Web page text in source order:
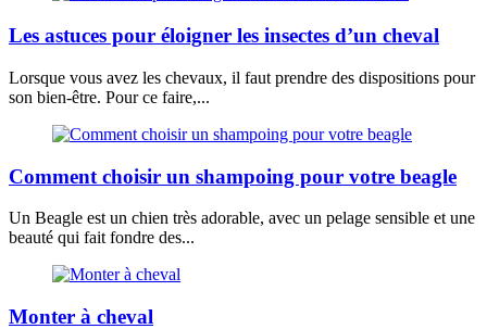
Les astuces pour éloigner les insectes d’un cheval
Lorsque vous avez les chevaux, il faut prendre des dispositions pour
son bien-être. Pour ce faire,...
Comment choisir un shampoing pour votre beagle
Un Beagle est un chien très adorable, avec un pelage sensible et une
beauté qui fait fondre des...
Monter à cheval